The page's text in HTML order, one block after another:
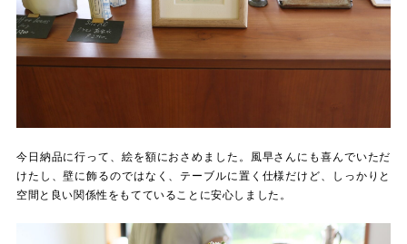
今日納品に行って、絵を額におさめました。風早さんにも喜んでいただ
けたし、壁に飾るのではなく、テーブルに置く仕様だけど、しっかりと
空間と良い関係性をもてていることに安心しました。